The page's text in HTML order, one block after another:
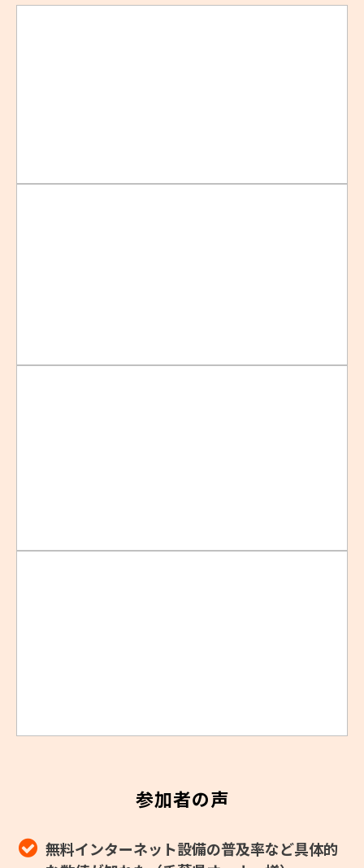
参加者の声
無料インターネット設備の普及率など具体的